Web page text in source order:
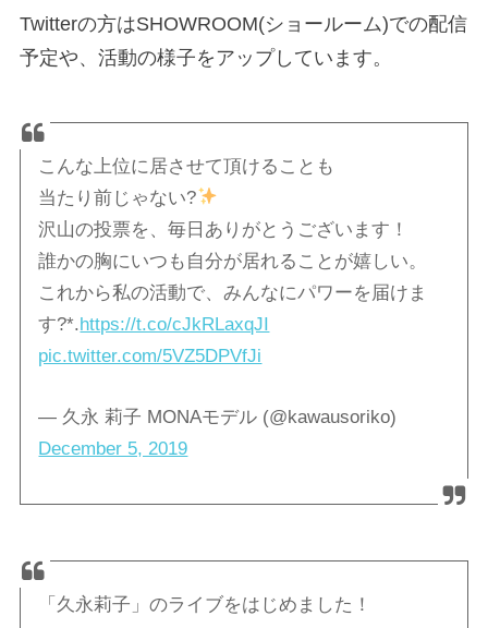
Twitterの方はSHOWROOM(ショールーム)での配信
予定や、活動の様子をアップしています。
こんな上位に居させて頂けることも
当たり前じゃない?
沢山の投票を、毎日ありがとうございます！
誰かの胸にいつも自分が居れることが嬉しい。
これから私の活動で、みんなにパワーを届けま
す?*.https://t.co/cJkRLaxqJI
pic.twitter.com/5VZ5DPVfJi
— 久永 莉子 MONAモデル (@kawausoriko)
December 5, 2019
「久永莉子」のライブをはじめました！